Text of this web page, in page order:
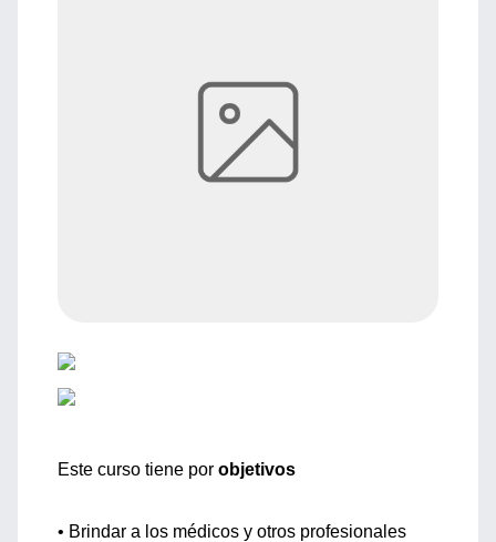
Este curso tiene por objetivos
• Brindar a los médicos y otros profesionales